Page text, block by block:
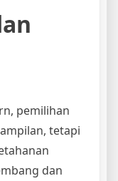
pemilihan
tetapi
dan